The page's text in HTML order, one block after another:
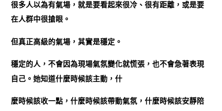
很多人以為有氣場，就是要看起來很冷、很有距離，或是要
在人群中很搶眼。
但真正高級的氣場，其實是穩定。
穩定的人，不會因為現場氣氛變化就慌張，也不會急著表現
自己。她知道什麼時候該主動，什
麼時候該收一點，什麼時候該帶動氣氛，什麼時候該安靜陪